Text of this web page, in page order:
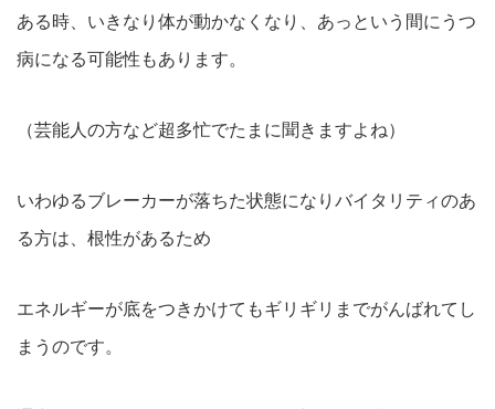
ある時、いきなり体が動かなくなり、あっという間にうつ
病になる可能性もあります。
（芸能人の方など超多忙でたまに聞きますよね）
いわゆるブレーカーが落ちた状態になりバイタリティのあ
る方は、根性があるため
エネルギーが底をつきかけてもギリギリまでがんばれてし
まうのです。